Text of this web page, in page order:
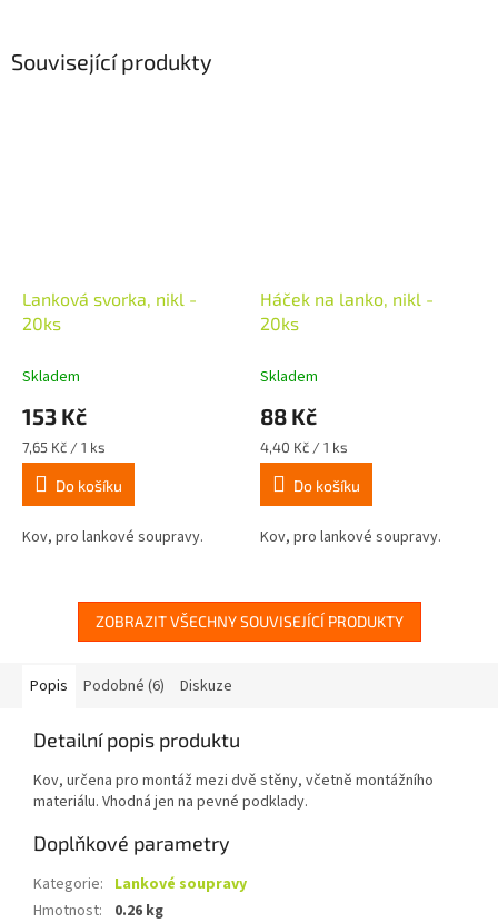
Související produkty
Lanková svorka, nikl -
20ks
Skladem
153 Kč
Měrná
cena:
7,65 Kč / 1 ks
Do košíku
Kov, pro lankové soupravy.
Háček na lanko, nikl -
20ks
Skladem
88 Kč
Měrná
cena:
4,40 Kč / 1 ks
Do košíku
Kov, pro lankové soupravy.
ZOBRAZIT VŠECHNY SOUVISEJÍCÍ PRODUKTY
Popis Podobné (6) Diskuze
Detailní popis produktu
Kov, určena pro montáž mezi dvě stěny, včetně montážního
materiálu. Vhodná jen na pevné podklady.
Doplňkové parametry
Kategorie: Lankové soupravy
Hmotnost:
0.26 kg